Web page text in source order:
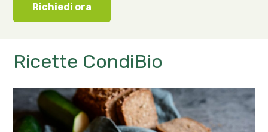
Richiedi ora
Ricette CondiBio